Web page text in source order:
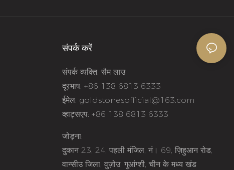
संपर्क करें
संपर्क व्यक्ति: सैम लाउ
दूरभाष: +86 138 6813 6333
ईमेल: goldstonesofficial@163.com
व्हाट्सएप: +86 138 6813 6333
जोड़ना:
दुकान 23, 24, पहली मंजिल, नं। 69, ज़िहुआन रोड,
वान्सीउ जिला, वुज़ोउ, गुआंग्शी, चीन के मध्य खंड